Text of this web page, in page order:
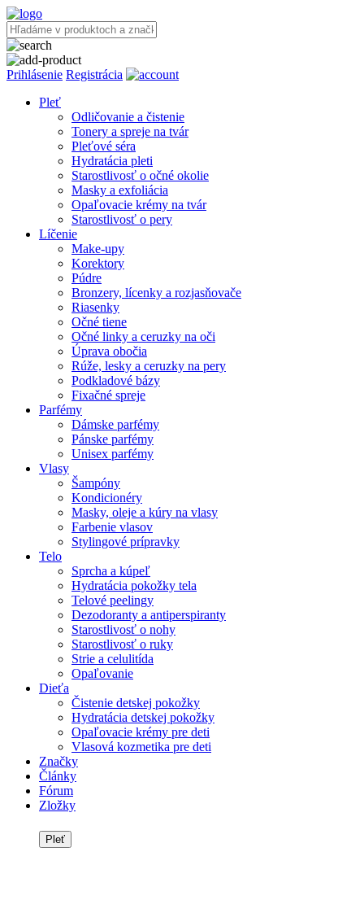
Prihlásenie Registrácia
Pleť
Odličovanie a čistenie
Tonery a spreje na tvár
Pleťové séra
Hydratácia pleti
Starostlivosť o očné okolie
Masky a exfoliácia
Opaľovacie krémy na tvár
Starostlivosť o pery
Líčenie
Make-upy
Korektory
Púdre
Bronzery, lícenky a rozjasňovače
Riasenky
Očné tiene
Očné linky a ceruzky na oči
Úprava obočia
Rúže, lesky a ceruzky na pery
Podkladové bázy
Fixačné spreje
Parfémy
Dámske parfémy
Pánske parfémy
Unisex parfémy
Vlasy
Šampóny
Kondicionéry
Masky, oleje a kúry na vlasy
Farbenie vlasov
Stylingové prípravky
Telo
Sprcha a kúpeľ
Hydratácia pokožky tela
Telové peelingy
Dezodoranty a antiperspiranty
Starostlivosť o nohy
Starostlivosť o ruky
Strie a celulitída
Opaľovanie
Dieťa
Čistenie detskej pokožky
Hydratácia detskej pokožky
Opaľovacie krémy pre deti
Vlasová kozmetika pre deti
Značky
Články
Fórum
Zložky
Pleť